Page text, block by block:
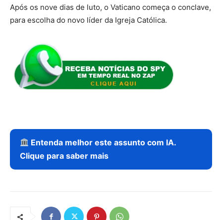
Após os nove dias de luto, o Vaticano começa o conclave,
para escolha do novo líder da Igreja Católica.
Entenda melhor este assunto com IA.
Clique para saber mais